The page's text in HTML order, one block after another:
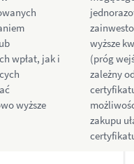
wpłat, jak i
wyższe
wyższe
(próg
zależny
zakupu